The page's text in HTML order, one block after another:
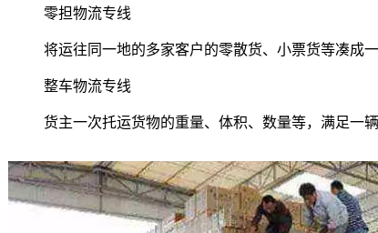
零担物流专线
将运往同一地的多家客户的零散货、小票货等凑成
整车物流专线
货主一次托运货物的重量、体积、数量等，满足一